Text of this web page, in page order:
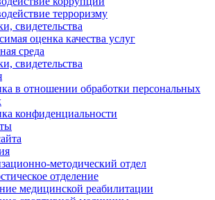
терроризму
свидетельства
оценка качества услуг
среда
свидетельства
в отношении обработки персональных
конфиденциальности
методический отдел
отделение
медицинской реабилитации